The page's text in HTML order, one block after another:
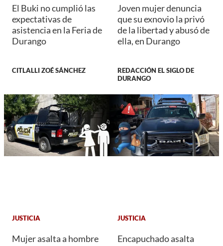
El Buki no cumplió las
expectativas de
asistencia en la Feria de
Durango
CITLALLI ZOÉ SÁNCHEZ
Joven mujer denuncia
que su exnovio la privó
de la libertad y abusó de
ella, en Durango
REDACCIÓN EL SIGLO DE
DURANGO
JUSTICIA
Mujer asalta a hombre
JUSTICIA
Encapuchado asalta